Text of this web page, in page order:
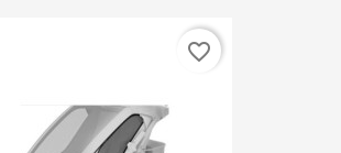
favorite_border